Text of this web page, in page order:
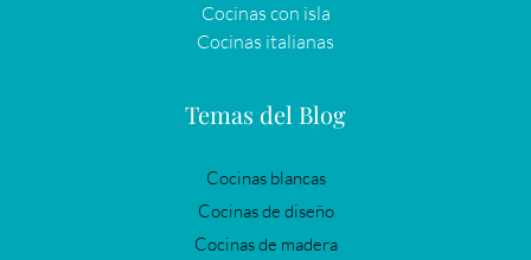
Cocinas con isla
Cocinas italianas
Temas del Blog
Cocinas blancas
Cocinas de diseño
Cocinas de madera